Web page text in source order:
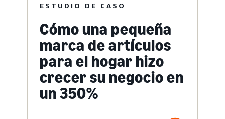
ESTUDIO DE CASO
Cómo una pequeña
marca de artículos
para el hogar hizo
crecer su negocio en
un 350%